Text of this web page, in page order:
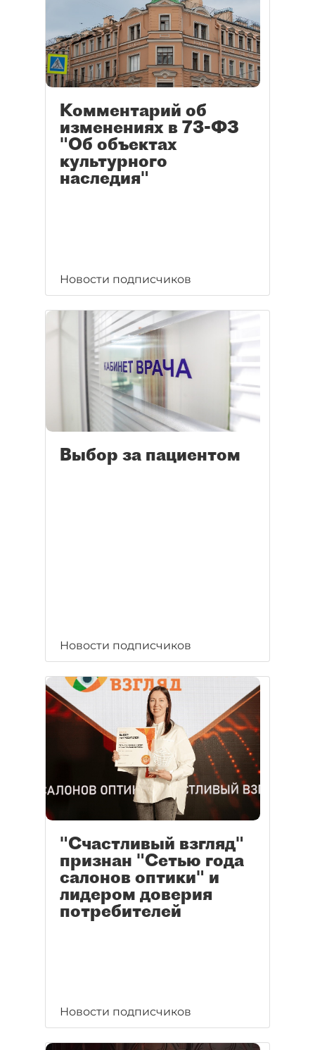
Комментарий об
изменениях в 73-ФЗ
"Об объектах
культурного
наследия"
Новости подписчиков
Выбор за пациентом
Новости подписчиков
"Счастливый взгляд"
признан "Сетью года
салонов оптики" и
лидером доверия
потребителей
Новости подписчиков